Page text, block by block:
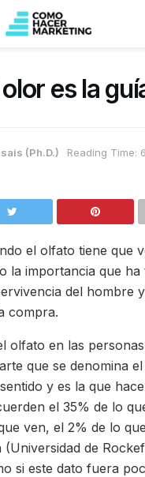
es la
(Ph.D.) Reading Time:
el olfato tiene que
la importancia que ha
del hombre
compra.
olfato en las
que se denomina
y es la que
el 35% de lo
ven, el 2% de lo
de
si este dato fuera